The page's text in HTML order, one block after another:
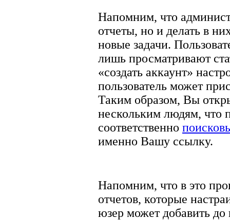
Напомним, что
отчеты, но и делать в
новые задачи.
лишь просматривают
«создать аккаунт»
пользователь может
Таким образом, Вы
нескольким людям, что
соответственно
именно Вашу ссылку.
Напомним, что в это
отчетов, которые
юзер может добавить